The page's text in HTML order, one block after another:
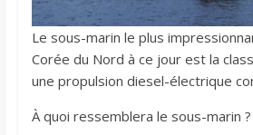
Le sous-marin le plus
Corée du Nord à ce jour est la
une propulsion diesel-électrique
À quoi ressemblera le sous-marin ?